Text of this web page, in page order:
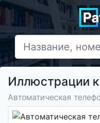
Иллюстрации к
Автоматическая